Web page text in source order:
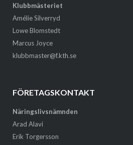
Klubbmästeriet
Amélie Silverryd
Lowe Blomstedt
Marcus Joyce
klubbmaster@f.kth.se
FÖRETAGSKONTAKT
Näringslivsnämnden
Arad Alavi
Erik Torgersson